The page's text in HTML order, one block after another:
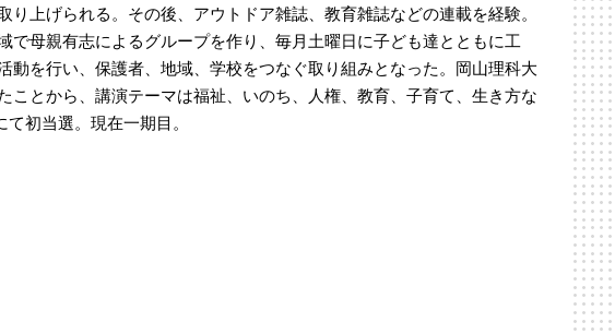
上げられる。その後、アウトドア雑誌、教育雑誌などの連載を経験。
母親有志によるグループを作り、毎月土曜日に子ども達とともに工
を行い、保護者、地域、学校をつなぐ取り組みとなった。岡山理科大
とから、講演テーマは福祉、いのち、人権、教育、子育て、生き方な
初当選。現在一期目。